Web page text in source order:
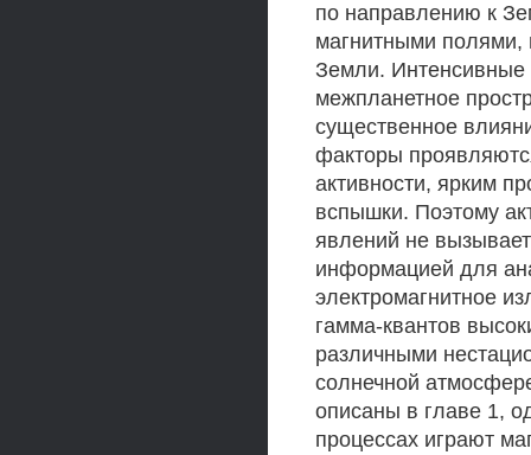
по направлению к
магнитными полями,
Земли. Интенсивные
межпланетное
существенное
факторы
активности, ярким
вспышки. Поэтому
явлений не
информацией для
электромагнитное
гамма-квантов
различными
солнечной
описаны в главе 1,
процессах играют